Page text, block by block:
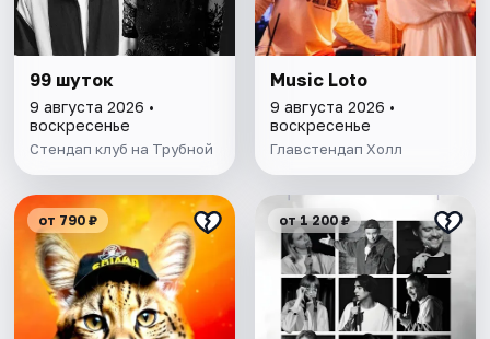
99 шуток
9 августа 2026 •
воскресенье
Стендап клуб на Трубной
Music Loto
9 августа 2026 •
воскресенье
Главстендап Холл
от 790 ₽ от 1 200 ₽